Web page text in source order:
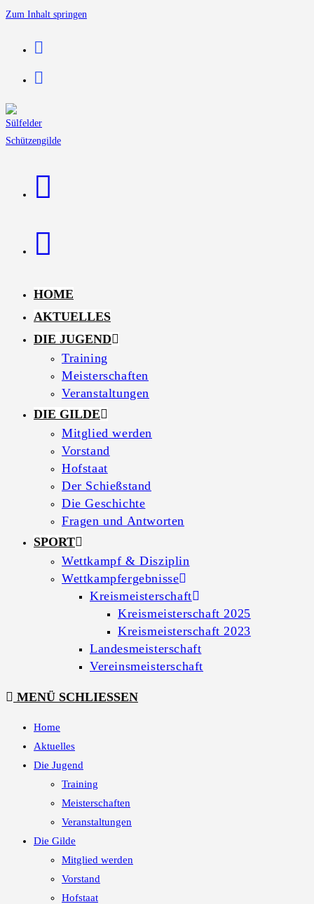
Zum Inhalt springen
HOME
AKTUELLES
DIE JUGEND
Training
Meisterschaften
Veranstaltungen
DIE GILDE
Mitglied werden
Vorstand
Hofstaat
Der Schießstand
Die Geschichte
Fragen und Antworten
SPORT
Wettkampf & Disziplin
Wettkampfergebnisse
Kreismeisterschaft
Kreismeisterschaft 2025
Kreismeisterschaft 2023
Landesmeisterschaft
Vereinsmeisterschaft
MENÜ SCHLIESSEN
Home
Aktuelles
Die Jugend
Training
Meisterschaften
Veranstaltungen
Die Gilde
Mitglied werden
Vorstand
Hofstaat